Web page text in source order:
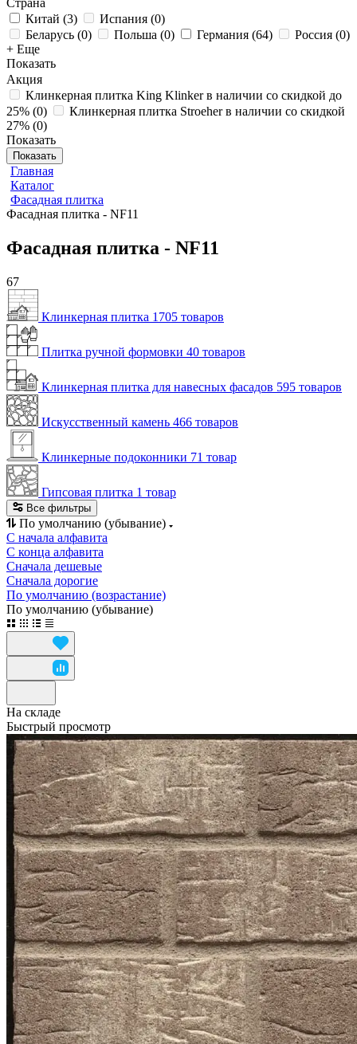
Страна
Китай (3) Испания (0)
Беларусь (0) Польша (0) Германия (64) Россия (0)
+ Еще
Показать
Акция
Клинкерная плитка King Klinker в наличии со скидкой до
25% (0)
Клинкерная плитка Stroeher в наличии со скидкой
27% (0)
Показать
Показать
Главная
Каталог
Фасадная плитка
Фасадная плитка - NF11
Фасадная плитка - NF11
67
Клинкерная плитка 1705 товаров
Плитка ручной формовки 40 товаров
Клинкерная плитка для навесных фасадов 595 товаров
Искусственный камень 466 товаров
Клинкерные подоконники 71 товар
Гипсовая плитка 1 товар
Все фильтры
По умолчанию (убывание)
С начала алфавита
С конца алфавита
Сначала дешевые
Сначала дорогие
По умолчанию (возрастание)
По умолчанию (убывание)
На складе
Быстрый просмотр